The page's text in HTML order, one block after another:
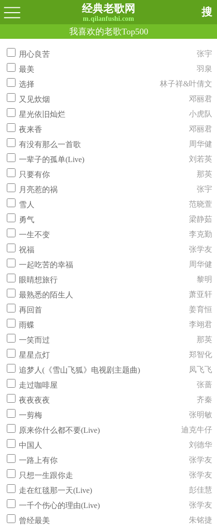
经典老歌网
m.qilanfushi.com
搜
我喜欢的老歌Top500
用心良苦
张宇
最美
羽泉
选择
林子祥&叶倩文
又见炊烟
邓丽君
星光依旧灿烂
小虎队
夜来香
邓丽君
有没有那么一首歌
周华健
一辈子的孤单(Live)
刘若英
只要有你
那英
月亮惹的祸
张宇
雪人
范晓萱
勇气
梁静茹
一生不变
李克勤
祝福
张学友
一起吃苦的幸福
周华健
眼睛想旅行
黎明
最熟悉的陌生人
萧亚轩
再回首
姜育恒
雨蝶
李翊君
一笑而过
那英
星星点灯
郑智化
追梦人(《雪山飞狐》电视剧主题曲)
凤飞飞
走过咖啡屋
张蔷
夜夜夜夜
齐秦
一剪梅
张明敏
原来你什么都不要(Live)
迪克牛仔
中国人
刘德华
一路上有你
张学友
只想一生跟你走
张学友
走在红毯那一天(Live)
彭佳慧
一千个伤心的理由(Live)
张学友
曾经最美
朱铭捷